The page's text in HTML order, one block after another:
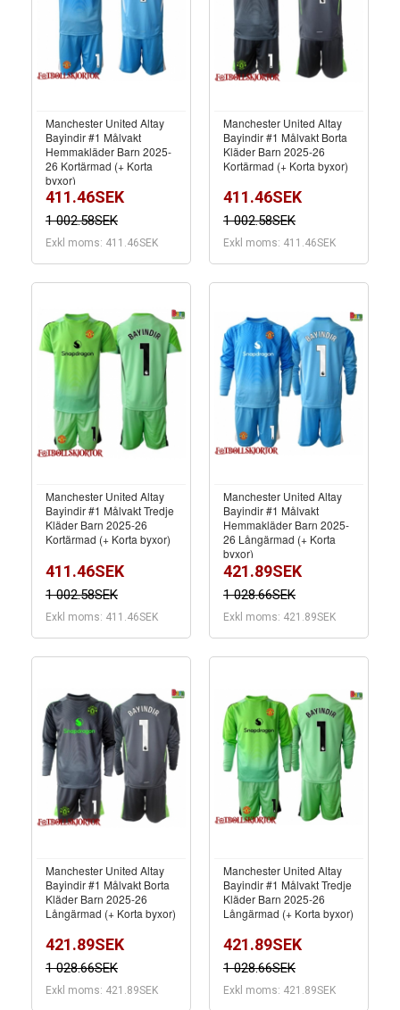
Manchester United Altay
Bayindir #1 Målvakt
Hemmakläder Barn 2025-
26 Kortärmad (+ Korta
byxor)
411.46SEK
1 002.58SEK
Exkl moms: 411.46SEK
Manchester United Altay
Bayindir #1 Målvakt Borta
Kläder Barn 2025-26
Kortärmad (+ Korta byxor)
411.46SEK
1 002.58SEK
Exkl moms: 411.46SEK
Manchester United Altay
Bayindir #1 Målvakt Tredje
Kläder Barn 2025-26
Kortärmad (+ Korta byxor)
411.46SEK
1 002.58SEK
Exkl moms: 411.46SEK
Manchester United Altay
Bayindir #1 Målvakt
Hemmakläder Barn 2025-
26 Långärmad (+ Korta
byxor)
421.89SEK
1 028.66SEK
Exkl moms: 421.89SEK
Manchester United Altay
Bayindir #1 Målvakt Borta
Kläder Barn 2025-26
Långärmad (+ Korta byxor)
421.89SEK
1 028.66SEK
Exkl moms: 421.89SEK
Manchester United Altay
Bayindir #1 Målvakt Tredje
Kläder Barn 2025-26
Långärmad (+ Korta byxor)
421.89SEK
1 028.66SEK
Exkl moms: 421.89SEK